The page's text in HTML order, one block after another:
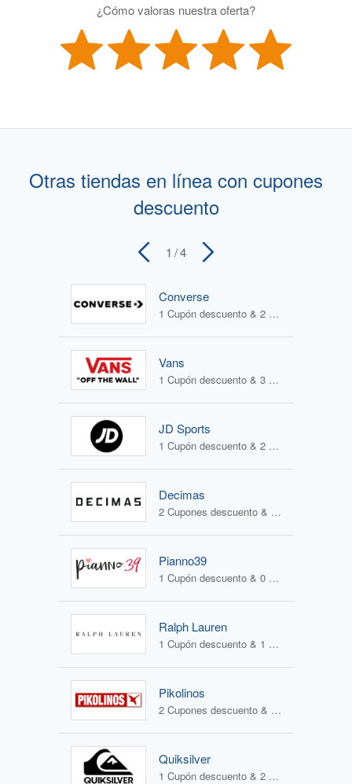
¿Cómo valoras nuestra oferta?
Otras tiendas en línea con cupones
descuento
1 / 4
Converse
1 Cupón descuento & 2 Ofertas
Vans
1 Cupón descuento & 3 Ofertas
JD Sports
1 Cupón descuento & 2 Ofertas
Decimas
2 Cupones descuento & 1 Oferta
Pianno39
1 Cupón descuento & 0 Ofertas
Ralph Lauren
1 Cupón descuento & 1 Oferta
Pikolinos
2 Cupones descuento & 2 Ofertas
Quiksilver
1 Cupón descuento & 2 Ofertas